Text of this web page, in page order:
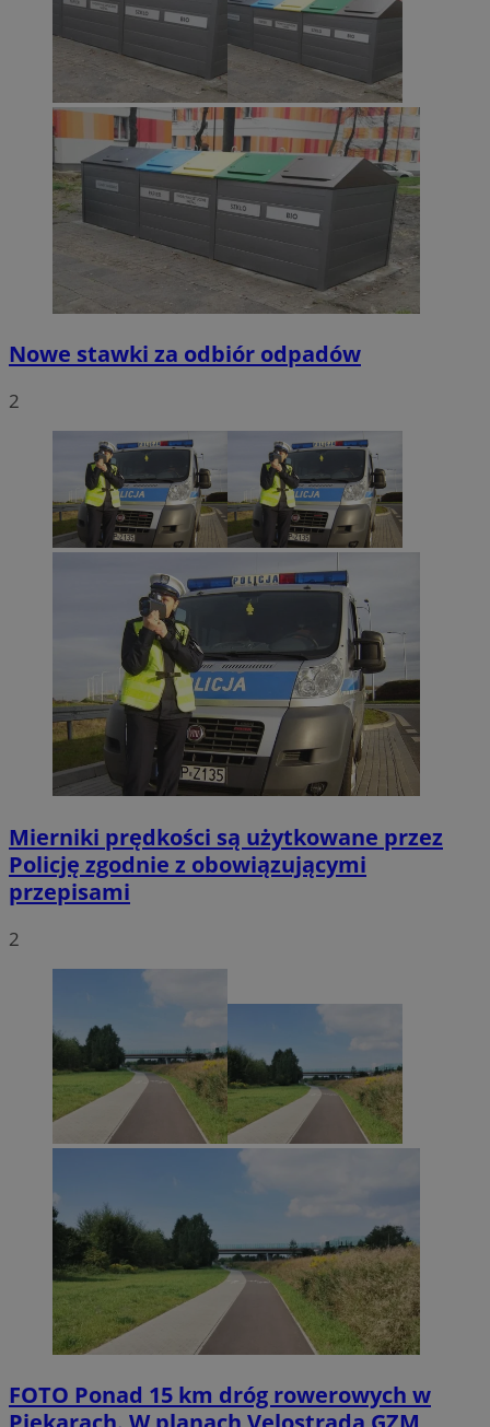
Nowe stawki za odbiór odpadów
2
Mierniki prędkości są użytkowane przez
Policję zgodnie z obowiązującymi
przepisami
2
FOTO Ponad 15 km dróg rowerowych w